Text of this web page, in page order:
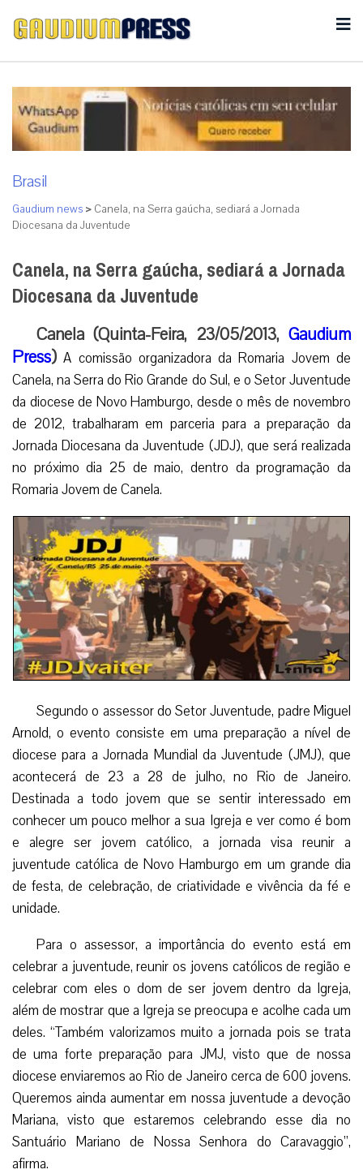
Brasil
Gaudium news > Canela, na Serra gaúcha, sediará a Jornada
Diocesana da Juventude
Canela, na Serra gaúcha, sediará a Jornada
Diocesana da Juventude
Canela (Quinta-Feira, 23/05/2013, Gaudium
Press) A comissão organizadora da Romaria Jovem de
Canela, na Serra do Rio Grande do Sul, e o Setor Juventude
da diocese de Novo Hamburgo, desde o mês de novembro
de 2012, trabalharam em parceria para a preparação da
Jornada Diocesana da Juventude (JDJ), que será realizada
no próximo dia 25 de maio, dentro da programação da
Romaria Jovem de Canela.
Segundo o assessor do Setor Juventude, padre Miguel
Arnold, o evento consiste em uma preparação a nível de
diocese para a Jornada Mundial da Juventude (JMJ), que
acontecerá de 23 a 28 de julho, no Rio de Janeiro.
Destinada a todo jovem que se sentir interessado em
conhecer um pouco melhor a sua Igreja e ver como é bom
e alegre ser jovem católico, a jornada visa reunir a
juventude católica de Novo Hamburgo em um grande dia
de festa, de celebração, de criatividade e vivência da fé e
unidade.
Para o assessor, a importância do evento está em
celebrar a juventude, reunir os jovens católicos de região e
celebrar com eles o dom de ser jovem dentro da Igreja,
além de mostrar que a Igreja se preocupa e acolhe cada um
deles. “Também valorizamos muito a jornada pois se trata
de uma forte preparação para JMJ, visto que de nossa
diocese enviaremos ao Rio de Janeiro cerca de 600 jovens.
Queremos ainda aumentar em nossa juventude a devoção
Mariana, visto que estaremos celebrando esse dia no
Santuário Mariano de Nossa Senhora do Caravaggio”,
afirma.